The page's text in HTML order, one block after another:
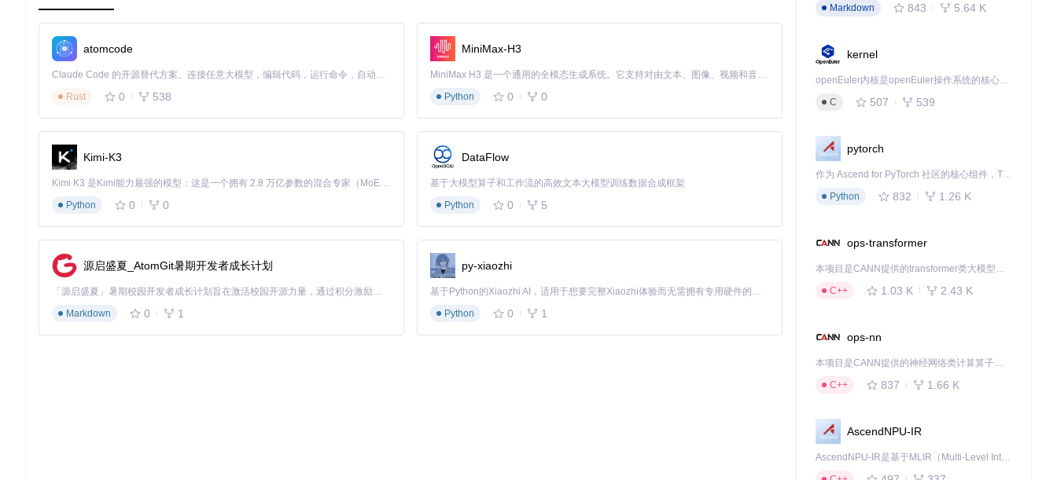
视频播放场景
：切换至动态优化模式，提升色彩还原度和动态范围，确保视频内容流畅自然
游戏场景：启用高性能模式，优先保证帧率稳定，减少画面撕裂和卡顿
这种智能编码技术不仅提升了视频质量，还使文件体积比固定参数录制减少25-40%，极大节省存储空间。
多音轨独立录制系统的专业应用
后期再录制讲解人声，实现更高质量的内容创作。
高效硬件加速架构解析
QuickRecorder采用三层架构设计实现轻量化与高性能的平衡：
处理层
：应用Metal渲染技术进行实时视频处理，支持复杂叠加效果而不影响录制性能
编码层：利用VideoToolbox框架实现硬件加速编码，在M系列芯片Mac上表现尤为出色
这种架构设计使应用在保持10MB小巧体积的同时，实现了媲美专业软件的录制功能。
atomcode
Claude Code 的开源替代方案。连接任意大模型，编辑代码，运行命令，自动验证 — 全自动执行。用 Rust 构建，极致性能。 ｜ An open-source alternative to Claude Code. Connect any LLM, edit code, run commands, and verify changes — autonomously. Built in Rust for speed. Get Started
Rust
0 538
MiniMax-H3
MiniMax H3 是一个通用的全模态生成系统。它支持对由文本、图像、视频和音频组成的多模态上下文进行统一理解，并能生成分辨率高达 2K、时长可达 15 秒的带原生立体声音频的视频。得益于面向任务泛化的系统设计，H3 在预训练阶段就已具备广泛的多模态上下文理解与生成能力，能够出色地执行复杂的多模态指令。
Python
0 0
Kimi-K3
Kimi K3 是Kimi能力最强的模型：这是一个拥有 2.8 万亿参数的混合专家（MoE）模型，具备原生视觉理解能力，并支持 100 万 token 的上下文窗口。
Python
0 0
DataFlow
基于大模型算子和工作流的高效文本大模型训练数据合成框架
Python
0 5
源启盛夏_AtomGit暑期开发者成长计划
「源启盛夏」暑期校园开发者成长计划旨在激活校园开源力量，通过积分激励、认证扶持、资源倾斜等形式，引导高校组织和开发者完成「入驻 — 建项目 — 做贡献 — 获认证 — 得资源」的完整闭环。无论你是想带领社团入驻平台的组织者，还是希望用代码贡献证明自己的开发者，都能在这里找到属于你的成长路径。
Markdown
0 1
py-xiaozhi
基于Python的Xiaozhi AI，适用于想要完整Xiaozhi体验而无需拥有专用硬件的用户。
Python
0 1
Markdown
843 5.64 K
kernel
openEuler内核是openEuler操作系统的核心，既是系统性能与稳定性的基石，也是连接处理器、设备与服务的桥梁。
C
507 539
pytorch
作为 Ascend for PyTorch 社区的核心组件，TorchNPU 是昇腾专为 PyTorch 打造的深度学习适配插件，使 PyTorch 框架能够直接调用昇腾 NPU，为开发者提供昇腾 AI 处理器的超强算力。
Python
832 1.26 K
ops-transformer
本项目是CANN提供的transformer类大模型算子库，实现网络在NPU上加速计算。
C++
1.03 K 2.43 K
ops-nn
本项目是CANN提供的神经网络类计算算子库，实现网络在NPU上加速计算。
C++
837 1.66 K
AscendNPU-IR
AscendNPU-IR是基于MLIR（Multi-Level Intermediate Representation）构建的，面向昇腾亲和算子编译时使用的中间表示，提供昇腾完备表达能力，通过编译优化提升昇腾AI处理器计算效率，支持通过生态框架使能昇腾AI处理器与深度调优